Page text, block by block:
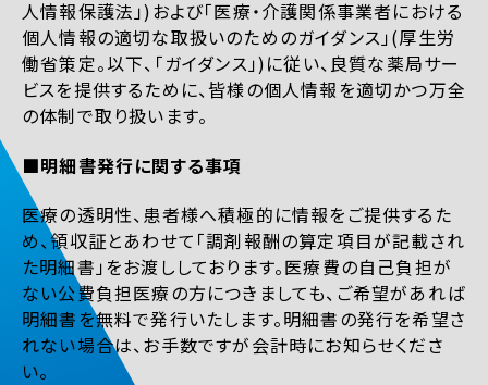
人情報保護法」)および「医療・介護関係事業者における
個人情報の適切な取扱いのためのガイダンス」(厚生労
働省策定。以下、「ガイダンス」)に従い、良質な薬局サー
ビスを提供するために、皆様の個人情報を適切かつ万全
の体制で取り扱います。
■明細書発行に関する事項
医療の透明性、患者様へ積極的に情報をご提供するた
め、領収証とあわせて「調剤報酬の算定項目が記載され
た明細書」をお渡ししております。医療費の自己負担が
ない公費負担医療の方につきましても、ご希望があれば
明細書を無料で発行いたします。明細書の発行を希望さ
れない場合は、お手数ですが会計時にお知らせくださ
い。